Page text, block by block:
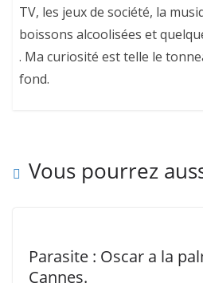
TV, les jeux de société, la
boissons alcoolisées et
. Ma curiosité est telle le
fond.
Vous pourrez
Parasite : Oscar a la
Cannes.